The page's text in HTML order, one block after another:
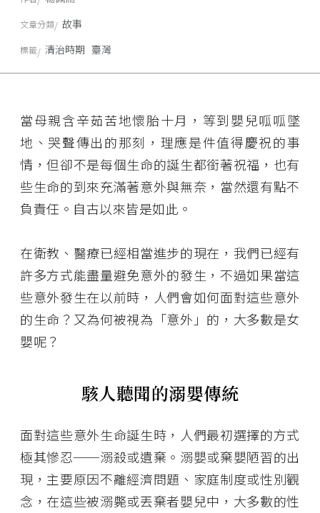
當母親含辛茹苦地懷胎十月，等到嬰兒呱呱墜
地、哭聲傳出的那刻，理應是件值得慶祝的事
情，但卻不是每個生命的誕生都銜著祝福，也有
些生命的到來充滿著意外與無奈，當然還有點不
負責任。自古以來皆是如此。
在衛教、醫療已經相當進步的現在，我們已經有
許多方式能盡量避免意外的發生，不過如果當這
些意外發生在以前時，人們會如何面對這些意外
的生命？又為何被視為「意外」的，大多數是女
嬰呢？
駭人聽聞的溺嬰傳統
面對這些意外生命誕生時，人們最初選擇的方式
極其慘忍──溺殺或遺棄。溺嬰或棄嬰陋習的出
現，主要原因不離經濟問題、家庭制度或性別觀
念，在這些被溺斃或丟棄者嬰兒中，大多數的性
文章分類 故事
標籤 清治時期 臺灣